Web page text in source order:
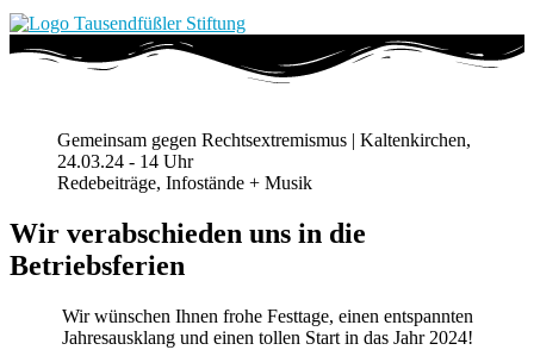
Gemeinsam gegen Rechtsextremismus | Kaltenkirchen,
24.03.24 - 14 Uhr
Redebeiträge, Infostände + Musik
Wir verabschieden uns in die
Betriebsferien
Wir wünschen Ihnen frohe Festtage, einen entspannten
Jahresausklang und einen tollen Start in das Jahr 2024!